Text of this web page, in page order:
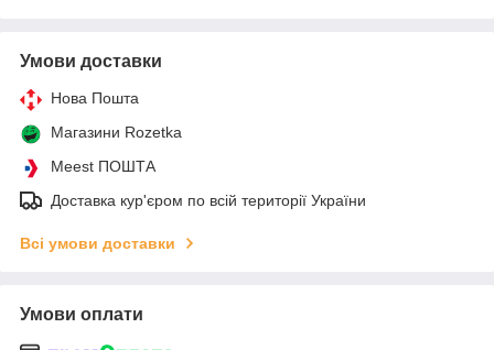
Умови доставки
Нова Пошта
Магазини Rozetka
Meest ПОШТА
Доставка кур'єром по всій території України
Всі умови доставки
Умови оплати